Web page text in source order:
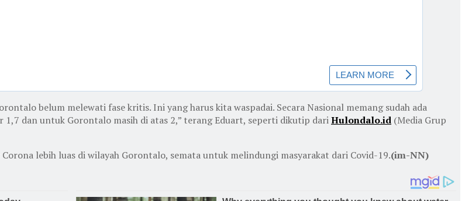
belum melewati fase kritis. Ini yang harus kita waspadai. Secara Nasional memang sudah ada
1,7 dan untuk Gorontalo masih di atas 2,” terang Eduart, seperti dikutip dariHulondalo.id (Media Grup
lebih luas di wilayah Gorontalo, semata untuk melindungi masyarakat dari Covid-19.(im-NN)